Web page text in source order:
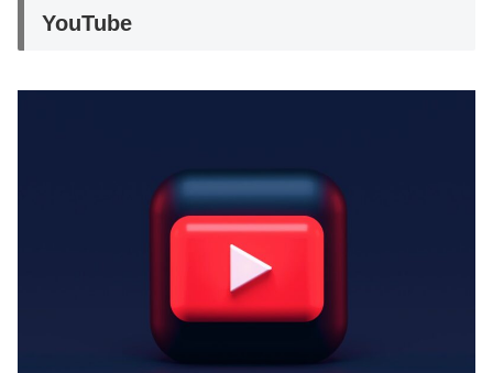
YouTube